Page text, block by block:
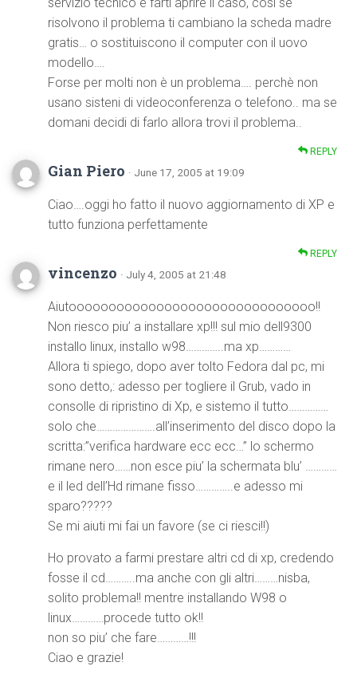
risolvono il problema ti cambiano la scheda madre
gratis… o sostituiscono il computer con il uovo
modello….
Forse per molti non è un problema…. perchè non
usano sisteni di videoconferenza o telefono.. ma se
domani decidi di farlo allora trovi il problema..
REPLY
Gian Piero · June 17, 2005 at 19:09
Ciao….oggi ho fatto il nuovo aggiornamento di XP e
tutto funziona perfettamente
REPLY
vincenzo · July 4, 2005 at 21:48
Aiutooooooooooooooooooooooooooooooo!!
Non riesco piu’ a installare xp!!! sul mio dell9300
installo linux, installo w98…………..ma xp…………
Allora ti spiego, dopo aver tolto Fedora dal pc, mi
sono detto,: adesso per togliere il Grub, vado in
consolle di ripristino di Xp, e sistemo il tutto……………
solo che………………….all’inserimento del disco dopo la
scritta:”verifica hardware ecc ecc…” lo schermo
rimane nero……non esce piu’ la schermata blu’ …………
e il led dell’Hd rimane fisso…………..e adesso mi
sparo?????
Se mi aiuti mi fai un favore (se ci riesci!!)
Ho provato a farmi prestare altri cd di xp, credendo
fosse il cd………..ma anche con gli altri………nisba,
solito problema!! mentre installando W98 o
linux…………procede tutto ok!!
non so piu’ che fare…………!!!
Ciao e grazie!